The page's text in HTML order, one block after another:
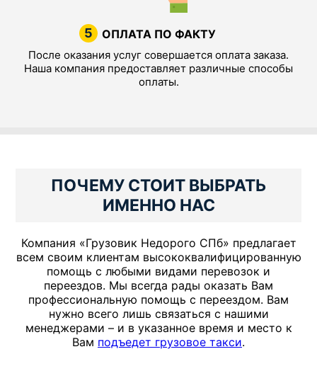
5 ОПЛАТА ПО ФАКТУ
После оказания услуг совершается оплата заказа.
Наша компания предоставляет различные способы
оплаты.
ПОЧЕМУ СТОИТ ВЫБРАТЬ
ИМЕННО НАС
Компания «Грузовик Недорого СПб» предлагает
всем своим клиентам высококвалифицированную
помощь с любыми видами перевозок и
переездов. Мы всегда рады оказать Вам
профессиональную помощь с переездом. Вам
нужно всего лишь связаться с нашими
менеджерами – и в указанное время и место к
Вам подъедет грузовое такси.